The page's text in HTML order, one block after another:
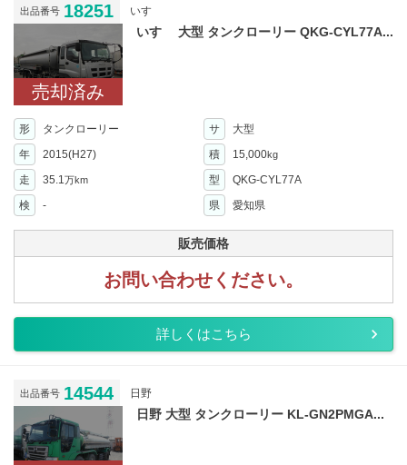
出品番号 18251 いすゞ
売却済み
いすゞ 大型 タンクローリー QKG-CYL77A...
形 タンクローリー サ
大型
年
2015(H27) 積 15,000kg
走 35.1万km 型
QKG-CYL77A
検
- 県 愛知県
販売価格
お問い合わせください。
詳しくはこちら
出品番号 14544 日野
日野 大型 タンクローリー KL-GN2PMGA...